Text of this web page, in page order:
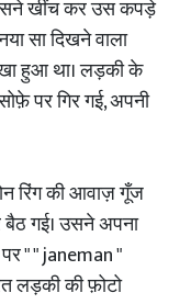
खींच कर उस कपड़े
सा दिखने वाला
हुआ था। लड़की के
पर गिर गई, अपनी
रिंग की आवाज़ गूँज
बैठ गई। उसने अपना
" " janeman "
लड़की की फ़ोटो